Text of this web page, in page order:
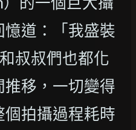
道：「我盛裝
叔叔們也都化
移，一切變得
拍攝過程耗時